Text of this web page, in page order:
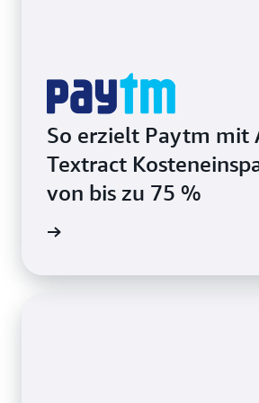
So erzielt Paytm mit
Textract
von bis zu 75 %